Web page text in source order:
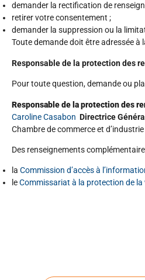
demander la rectification de
retirer votre consentement ;
demander la suppression ou la
Toute demande doit être adressée
Responsable de la protection des
Pour toute question, demande ou
Responsable de la protection des
Caroline Casabon Directrice
Chambre de commerce et
Des renseignements
la Commission d’accès à
leCommissariat à la protection de la